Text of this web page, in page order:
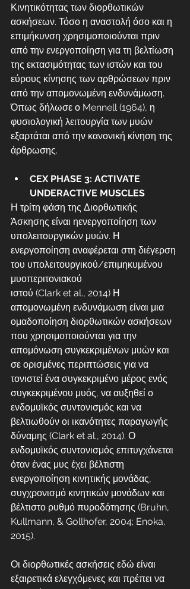
Κινητικότητας των διορθωτικών
ασκήσεων. Τόσο η αναστολή όσο και η
επιμήκυνση χρησιμοποιούνται πριν
από την ενεργοποίηση για τη βελτίωση
της εκτασιμότητας των ιστών και του
εύρους κίνησης των αρθρώσεων πριν
από την απομονωμένη ενδυνάμωση.
Όπως δήλωσε ο Mennell (1964), η
φυσιολογική λειτουργία των μυών
εξαρτάται από την κανονική κίνηση της
άρθρωσης.
CEX PHASE 3: ACTIVATE
UNDERACTIVE MUSCLES
Η τρίτη φάση της Διορθωτικής
Άσκησης είναι ηενεργοποίηση των
υπολειτουργικών μυών. Η
ενεργοποίηση αναφέρεται στη διέγερση
του υπολειτουργικού/επιμηκυμένου
μυοπεριτονιακού
ιστού (Clark et al., 2014) Η
απομονωμένη ενδυνάμωση είναι μια
ομαδοποίηση διορθωτικών ασκήσεων
που χρησιμοποιούνται για την
απομόνωση συγκεκριμένων μυών και
σε ορισμένες περιπτώσεις για να
τονιστεί ένα συγκεκριμένο μέρος ενός
συγκεκριμένου μυός, να αυξηθεί ο
ενδομυϊκός συντονισμός και να
βελτιωθούν οι ικανότητες παραγωγής
δύναμης (Clark et al., 2014). Ο
ενδομυϊκός συντονισμός επιτυγχάνεται
όταν ένας μυς έχει βέλτιστη
ενεργοποίηση κινητικής μονάδας,
συγχρονισμό κινητικών μονάδων και
βέλτιστο ρυθμό πυροδότησης (Bruhn,
Kullmann, & Gollhofer, 2004; Enoka,
2015).
Οι διορθωτικές ασκήσεις εδώ είναι
εξαιρετικά ελεγχόμενες και πρέπει να